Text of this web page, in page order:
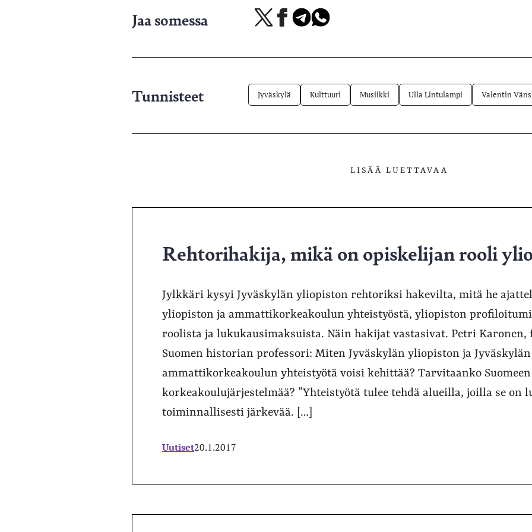
Jaa somessa
Jaa
palvelussa
Jaa Jaa Jaa
Tunnisteet Jyväskylä Kulttuuri Musiikki Ulla Lintulampi Valentin
LISÄÄ LUETTAVAA
Rehtorihakija, mikä on opiskelijan rooli
Jylkkäri kysyi Jyväskylän yliopiston rehtoriksi hakevilta, mitä he
yliopiston ja ammattikorkeakoulun yhteistyöstä, yliopiston
roolista ja lukukausimaksuista. Näin hakijat vastasivat. Petri
Suomen historian professori: Miten Jyväskylän yliopiston ja Jyväskylän
ammattikorkeakoulun yhteistyötä voisi kehittää? Tarvitaanko
korkeakoulujärjestelmää? ”Yhteistyötä tulee tehdä alueilla, joilla se on
toiminnallisesti järkevää. […]
Uutiset20.1.2017